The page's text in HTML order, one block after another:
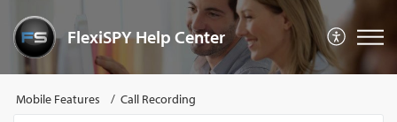
FlexiSPY Help Center
Mobile Features Call Recording